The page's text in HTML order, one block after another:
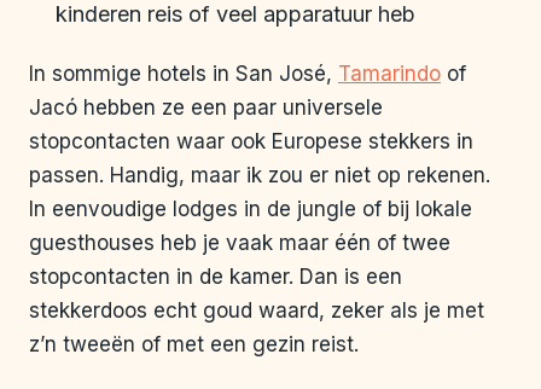
kinderen reis of veel apparatuur heb
In sommige hotels in San José, Tamarindo of
Jacó hebben ze een paar universele
stopcontacten waar ook Europese stekkers in
passen. Handig, maar ik zou er niet op rekenen.
In eenvoudige lodges in de jungle of bij lokale
guesthouses heb je vaak maar één of twee
stopcontacten in de kamer. Dan is een
stekkerdoos echt goud waard, zeker als je met
z’n tweeën of met een gezin reist.